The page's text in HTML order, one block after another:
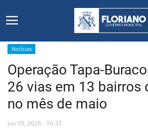
Início
Editais
Floriano
Notícias
Operação Tapa-
26 vias em 13 bairros
no mês de maio
Jun 10, 2026 - 16:37